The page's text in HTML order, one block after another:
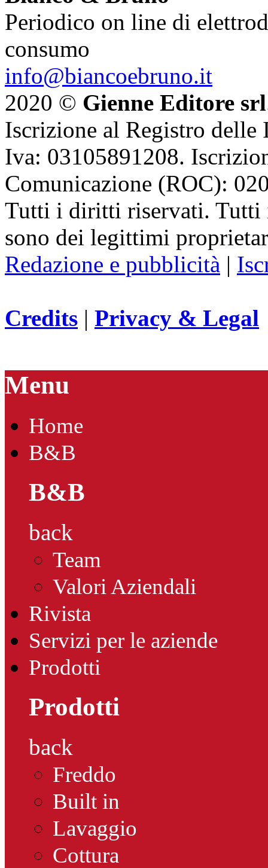
Periodico on line di
consumo
info@biancoebruno.it
2020 © Gienne Editore srl
Iscrizione al Registro delle
Iva: 03105891208.
Comunicazione (ROC):
Tutti i diritti riservati. Tutti
sono dei legittimi
Redazione e pubblicità |
Credits | Privacy & Legal
Menu
Home
B&B
B&B
back
Team
Valori Aziendali
Rivista
Servizi per le aziende
Prodotti
Prodotti
back
Freddo
Built in
Lavaggio
Cottura